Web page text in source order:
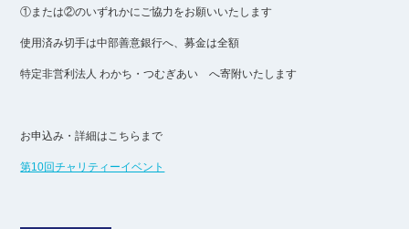
①または②のいずれかにご協力をお願いいたします
使用済み切手は中部善意銀行へ、募金は全額
特定非営利法人 わかち・つむぎあい へ寄附いたします
お申込み・詳細はこちらまで
第10回チャリティーイベント